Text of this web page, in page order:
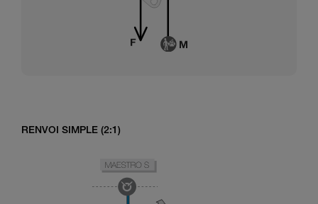
RENVOI SIMPLE (2:1)